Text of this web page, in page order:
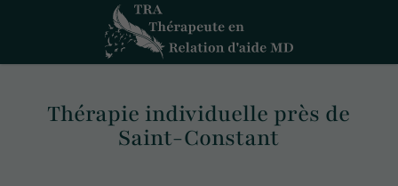
Thérapie individuelle près de
Saint-Constant